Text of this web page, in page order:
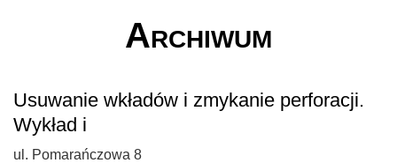
Archiwum
Usuwanie wkładów i zmykanie perforacji.
Wykład i
ul. Pomarańczowa 8